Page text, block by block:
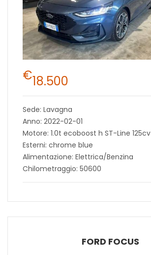
€18.500
Sede: Lavagna
Anno: 2022-02-01
Motore: 1.0t ecoboost h ST-Line 125cv
Esterni: chrome blue
Alimentazione: Elettrica/Benzina
Chilometraggio: 50600
FORD FOCUS